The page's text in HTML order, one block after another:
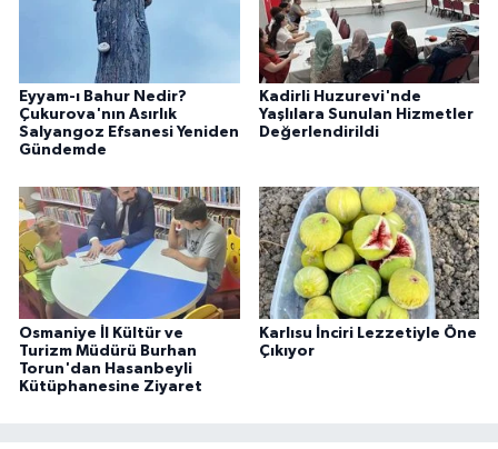
Eyyam-ı Bahur Nedir?
Çukurova'nın Asırlık
Salyangoz Efsanesi Yeniden
Gündemde
Kadirli Huzurevi'nde
Yaşlılara Sunulan Hizmetler
Değerlendirildi
Osmaniye İl Kültür ve
Turizm Müdürü Burhan
Torun'dan Hasanbeyli
Kütüphanesine Ziyaret
Karlısu İnciri Lezzetiyle Öne
Çıkıyor